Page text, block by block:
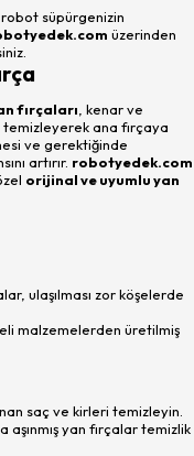
robot süpürgenizin
üzerinden
fırçaları, kenar ve
ana fırçaya
ve gerektiğinde
artırır. robotyedek.com
orijinal ve uyumlu yan
ulaşılması zor köşelerde
malzemelerden üretilmiş
saç ve kirleri temizleyin.
aşınmış yan fırçalar temizlik